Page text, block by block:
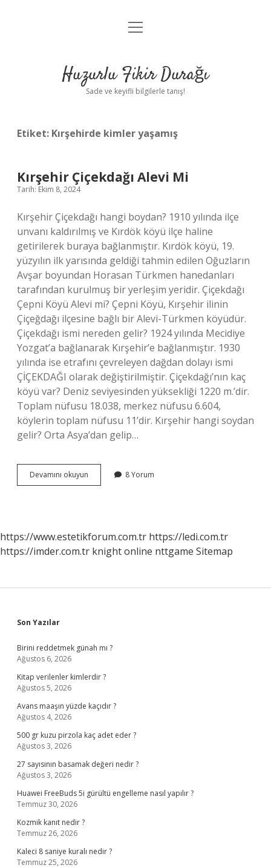
Anasayfa
Yasal Uyarı
menüyü
Huzurlu Fikir Durağı
Sade ve keyifli bilgilerle tanış!
Etiket: Kırşehirde kimler yaşamış
Kırşehir Çiçekdağı Alevi Mi
Tarih: Ekim 8, 2024
Kırşehir Çiçekdağı hangi boydan? 1910 yılında ilçe
unvanı kaldırılmış ve Kırdök köyü ilçe haline
getirilerek buraya bağlanmıştır. Kırdök köyü, 19.
yüzyılın ilk yarısında geldiği tahmin edilen Oğuzların
Avşar boyundan Horasan Türkmen hanedanları
tarafından kurulmuş bir yerleşim yeridir. Çiçekdağı
Çepni Köyü Alevi mi? Çepni Köyü, Kırşehir ilinin
Çiçeğdağı ilçesine bağlı bir Alevi-Türkmen köyüdür.
Çiçekdağı ismi nereden gelir? 1924 yılında Mecidiye
Yozgat’a bağlanarak Kırşehir’e bağlanmıştır. 1930
yılında ise etrafını çevreleyen dağdan dolayı ismi
ÇİÇEKDAĞI olarak değiştirilmiştir. Çiçekdağı’nın kaç
köyü var? Deniz seviyesinden yüksekliği 1220 m.’dir.
Toplam nüfusu 18.038, merkez nüfusu 6.604,
köylerin toplam nüfusu 11’dir. Kırşehir hangi soydan
gelir? Orta Asya’dan gelip…
Devamını okuyun
Çiçekdağı
8 Yorum
https://www.estetikforum.com.tr https://ledi.com.tr
https://imder.com.tr knight online nttgame Sitemap
Sidebar
Son Yazılar
Birini reddetmek günah mı ?
Ağustos 6, 2026
Kitap verilenler kimlerdir ?
Ağustos 5, 2026
Avans maaşın yüzde kaçıdır ?
Ağustos 4, 2026
500 gr kuzu pirzola kaç adet eder ?
Ağustos 3, 2026
27 sayısının basamak değeri nedir ?
Ağustos 3, 2026
Huawei FreeBuds 5i gürültü engelleme nasıl yapılır ?
Temmuz 30, 2026
Kozmik kanıt nedir ?
Temmuz 26, 2026
Kaleci 8 saniye kuralı nedir ?
Temmuz 25, 2026